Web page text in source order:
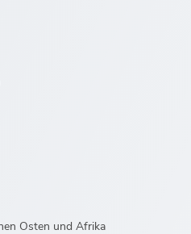
Osten und Afrika